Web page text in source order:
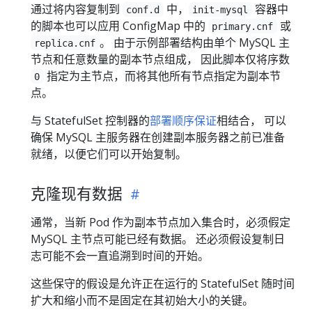
通过将内容复制到
conf.d 中， init-mysql
容器中
的脚本也可以应用 ConfigMap 中的
primary.cnf 或
replica.cnf 。 由于示例部署结构由单个 MySQL 主
节点和任意数量的副本节点组成， 因此脚本仅将序数
0
指定为主节点，而将其他所有节点指定为副本节
点。
与 StatefulSet 控制器的部署顺序保证相结合， 可以
确保 MySQL 主服务器在创建副本服务器之前已准备
就绪，以便它们可以开始复制。
克隆现有数据
通常，当新 Pod 作为副本节点加入集合时，必须假定
MySQL 主节点可能已经有数据。 还必须假设复制日
志可能不会一直追溯到时间的开始。
这些保守的假设是允许正在运行的 StatefulSet 随时间
扩大和缩小而不是固定在其初始大小的关键。